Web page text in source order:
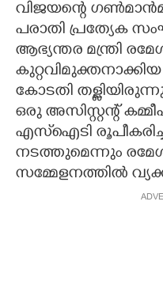
ZOOM
CONTACT US
വിജയന്റെ
പരാതി പ്രത്യേക
ആഭ്യന്തര മന്ത്രി
കുറ്റവിമുക്തനാക്കിയ
കോടതി
ഒരു അസിസ്റ്റന്റ്
എസ്‌ഐടി
നടത്തുമെന്നും
സമ്മേളനത്തിൽ